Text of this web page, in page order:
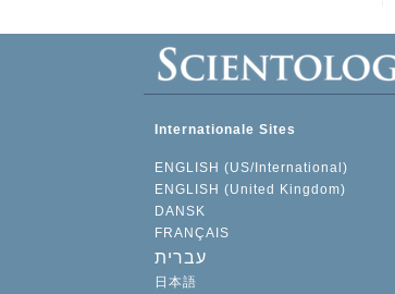
Internationale Sites
ENGLISH (US/International)
ENGLISH (United Kingdom)
DANSK
FRANÇAIS
עברית
日本語